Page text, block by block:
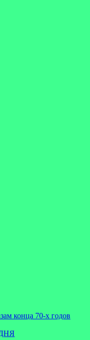
конца 70-х годов